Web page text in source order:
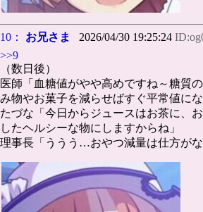
10： お兄さま 2026/04/30 19:25:24
>>9
（数日後）
医師「血糖値がやや高めですね～糖質
み物やお菓子を減らせばすぐ平常値にな
たづな「今日からジュースはお茶に、
したヘルシーな物にしますからね」
理事長「ううう…おやつ減量は仕方が